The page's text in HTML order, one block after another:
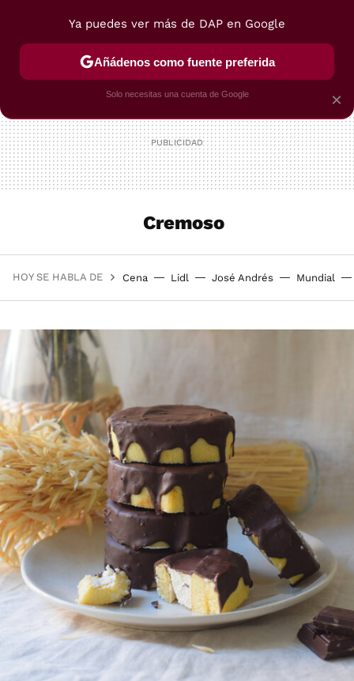
POSTRES VIAJES SELECCIÓN VEGUI
Cremoso
HOY SE HABLA DE Cena Lidl José Andrés Mundial
×
Ya puedes ver más de DAP en Google
Añádenos como fuente preferida
Solo necesitas una cuenta de Google